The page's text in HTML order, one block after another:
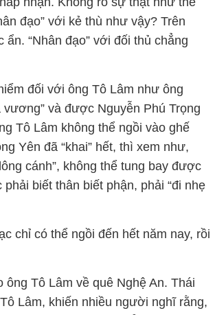
đạo” với kẻ thù như vậy? Trên
“Nhân đạo” với đối thủ chẳng
đối với ông Tô Lâm như ông
và được Nguyễn Phú Trọng
Tô Lâm không thể ngồi vào ghế
Yên đã “khai” hết, thì xem như,
cánh”, không thể tung bay được
biết thân biết phận, phải “đi nhẹ
chỉ có thể ngồi đến hết năm nay, rồi
Tô Lâm về quê Nghệ An. Thái
Lâm, khiến nhiều người nghĩ rằng,